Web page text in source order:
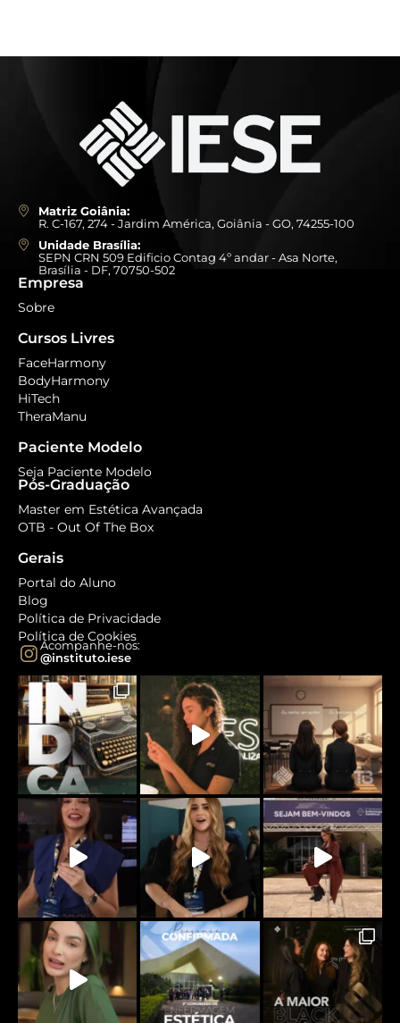
Matriz Goiânia:
R. C-167, 274 - Jardim América, Goiânia - GO, 74255-100
Unidade Brasília:
SEPN CRN 509 Edificio Contag 4º andar - Asa Norte,
Brasília - DF, 70750-502
Empresa
Sobre
Cursos Livres
FaceHarmony
BodyHarmony
HiTech
TheraManu
Paciente Modelo
Seja Paciente Modelo
Pós-Graduação
Master em Estética Avançada
OTB - Out Of The Box
Gerais
Portal do Aluno
Blog
Política de Privacidade
Política de Cookies
Acompanhe-nos:
@instituto.iese